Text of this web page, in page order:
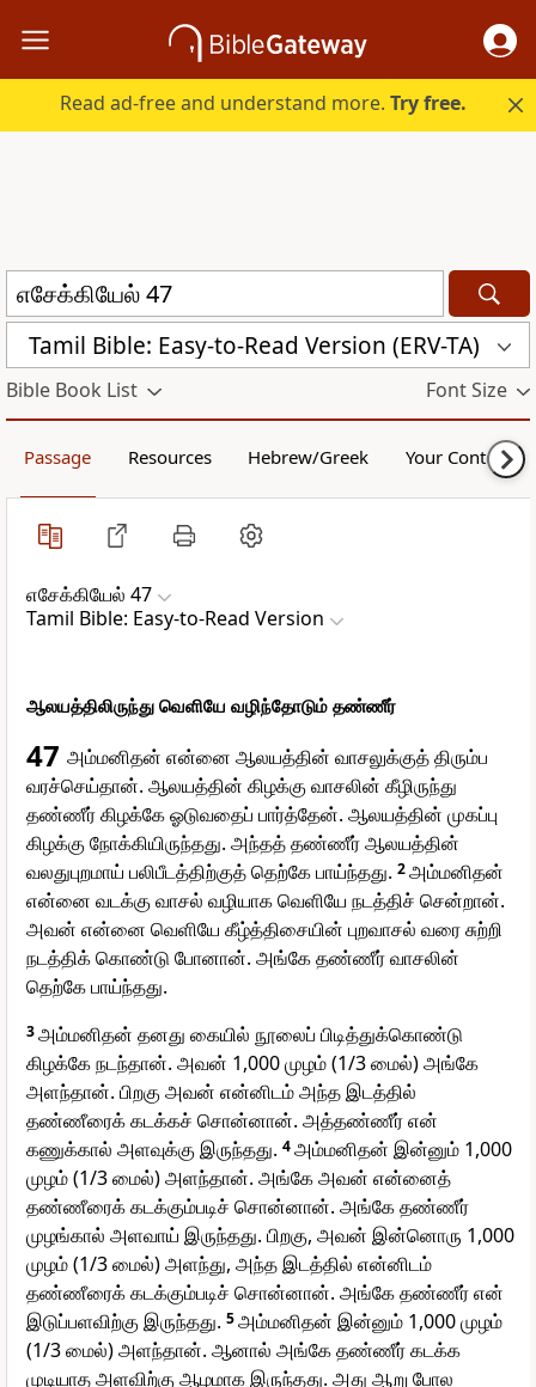
Read ad-free and understand more.Try free.
Tamil Bible: Easy-to-Read Version (ERV-TA)
Bible Book List Font Size
Passage Resources Hebrew/Greek Your Content
எசேக்கியேல் 47
Tamil Bible: Easy-to-Read Version
ஆலயத்திலிருந்து வெளியே வழிந்தோடும் தண்ணீர்
47 அம்மனிதன் என்னை ஆலயத்தின் வாசலுக்குத் திரும்ப
வரச்செய்தான். ஆலயத்தின் கிழக்கு வாசலின் கீழிருந்து
தண்ணீர் கிழக்கே ஓடுவதைப் பார்த்தேன். ஆலயத்தின் முகப்பு
கிழக்கு நோக்கியிருந்தது. அந்தத் தண்ணீர் ஆலயத்தின்
வலதுபுறமாய் பலிபீடத்திற்குத் தெற்கே பாய்ந்தது. 2அம்மனிதன்
என்னை வடக்கு வாசல் வழியாக வெளியே நடத்திச் சென்றான்.
அவன் என்னை வெளியே கீழ்த்திசையின் புறவாசல் வரை சுற்றி
நடத்திக் கொண்டு போனான். அங்கே தண்ணீர் வாசலின்
தெற்கே பாய்ந்தது.
3அம்மனிதன் தனது கையில் நூலைப் பிடித்துக்கொண்டு
கிழக்கே நடந்தான். அவன் 1,000 முழம் (1/3 மைல்) அங்கே
அளந்தான். பிறகு அவன் என்னிடம் அந்த இடத்தில்
தண்ணீரைக் கடக்கச் சொன்னான். அத்தண்ணீர் என்
கணுக்கால் அளவுக்கு இருந்தது. 4அம்மனிதன் இன்னும் 1,000
முழம் (1/3 மைல்) அளந்தான். அங்கே அவன் என்னைத்
தண்ணீரைக் கடக்கும்படிச் சொன்னான். அங்கே தண்ணீர்
முழங்கால் அளவாய் இருந்தது. பிறகு, அவன் இன்னொரு 1,000
முழம் (1/3 மைல்) அளந்து, அந்த இடத்தில் என்னிடம்
தண்ணீரைக் கடக்கும்படிச் சொன்னான். அங்கே தண்ணீர் என்
இடுப்பளவிற்கு இருந்தது. 5அம்மனிதன் இன்னும் 1,000 முழம்
(1/3 மைல்) அளந்தான். ஆனால் அங்கே தண்ணீர் கடக்க
முடியாத அளவிற்கு ஆழமாக இருந்தது. அது ஆறு போல